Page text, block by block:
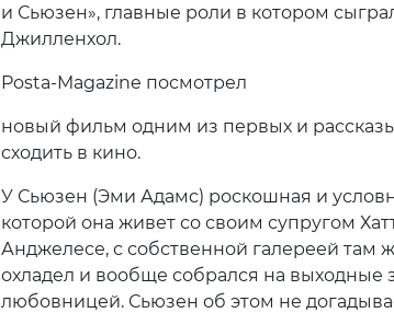
и Сьюзен», главные роли в котором
Джилленхол.
Posta-Magazine посмотрел
новый фильм одним из первых и
сходить в кино.
У Сьюзен (Эми Адамс) роскошная и
которой она живет со своим супругом
Анджелесе, с собственной галереей там
охладел и вообще собрался на выходные
любовницей. Сьюзен об этом не